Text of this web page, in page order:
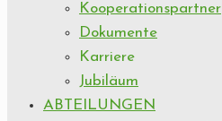
Kooperationspartner
Dokumente
Karriere
Jubiläum
ABTEILUNGEN